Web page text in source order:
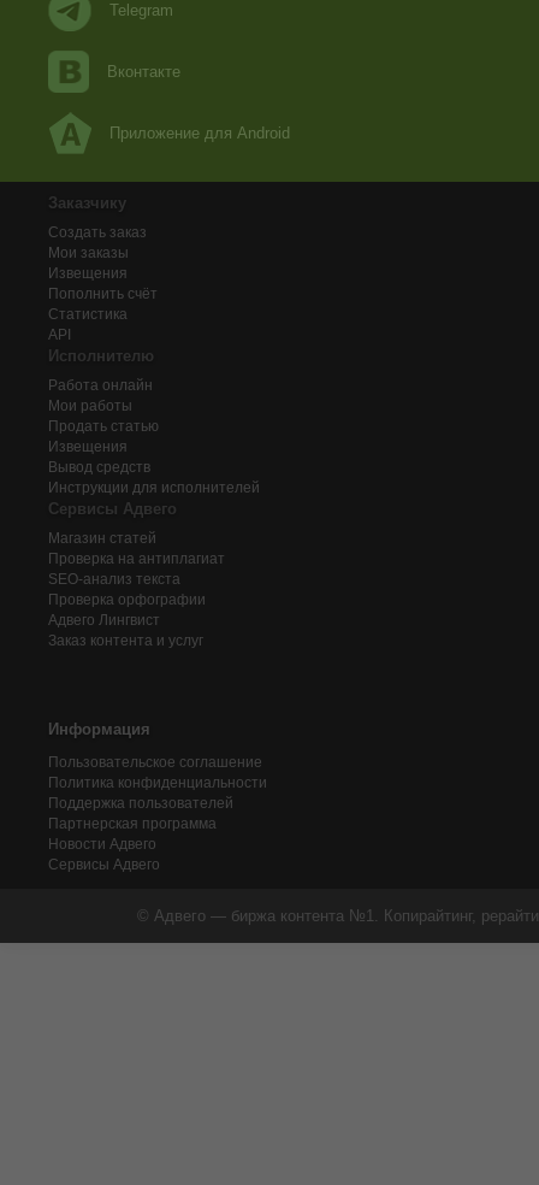
Telegram
Вконтакте
Приложение для Android
Заказчику
Создать заказ
Мои заказы
Извещения
Пополнить счёт
Статистика
API
Исполнителю
Работа онлайн
Мои работы
Продать статью
Извещения
Вывод средств
Инструкции для исполнителей
Сервисы Адвего
Магазин статей
Проверка на антиплагиат
SEO-анализ текста
Проверка орфографии
Адвего Лингвист
Заказ контента и услуг
Информация
Пользовательское соглашение
Политика конфиденциальности
Поддержка пользователей
Партнерская программа
Новости Адвего
Сервисы Адвего
© Адвего — биржа контента №1. Копирайтинг,